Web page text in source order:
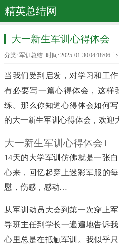
精英总结网
大一新生军训心得体会
分类: 军训总结时间: 2025-01-30 04:18:06
当我们受到启发，对学习和工
有必要写一篇心得体会，这样
练。那么你知道心得体会如何
的大一新生军训心得体会，欢迎
大一新生军训心得体会1
14天的大学军训仿佛就是一张
心来，回忆起穿上迷彩军服的
慰，伤感，感动…
从军训动员大会到第一次穿上
导班主任到学长一遍遍地告诉
心里总是在抵触军训。我似乎